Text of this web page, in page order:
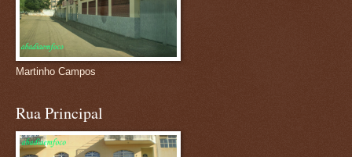
Martinho Campos
Rua Principal